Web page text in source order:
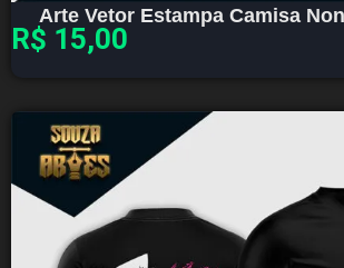
Arte Vetor Estampa Camisa
R$ 15,00